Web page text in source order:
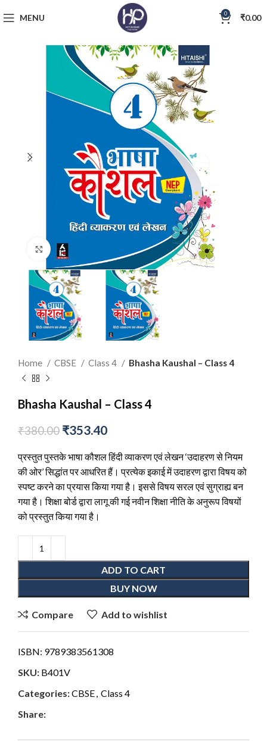
MENU 0 ₹0.00
Click to enlarge
Home CBSE Class 4 Bhasha Kaushal – Class 4
Bhasha Kaushal – Class 4
₹380.00 ₹353.40
प्रस्तुत पुस्तके भाषा कौशल हिंदी व्याकरण एवं लेखन ‘उदाहरण से नियम
की ओर’ सिद्धांत पर आधरित हैं। प्रत्येक इकाई में उदाहरण द्वारा विषय को
स्पष्ट करने का प्रयास किया गया है। इससे विषय सरल एवं सुग्राह्य बन
गया है। शिक्षा बोर्ड द्वारा लागू की गई नवीन शिक्षा नीति के अनुरूप विषयों
को प्रस्तुत किया गया है।
ADD TO CART
BUY NOW
Compare Add to wishlist
ISBN: 9789383561308
SKU: B401V
Categories:CBSE, Class 4
Share: